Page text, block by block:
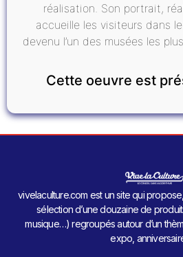
réalisation. Son portrait,
accueille les visiteurs dans
devenu l’un des musées les
Cette oeuvre est
vivelaculture.com est un site qui
sélection d’une douzaine de
musique…) regroupés autour d’un
expo,